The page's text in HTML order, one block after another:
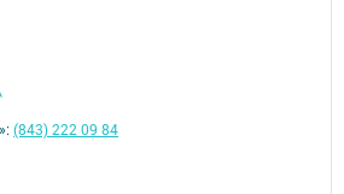
(843) 222 09 84